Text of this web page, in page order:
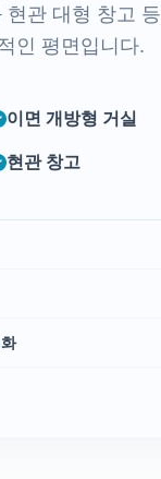
현관 대형 창고 등
인 평면입니다.
이면 개방형 거실
현관 창고